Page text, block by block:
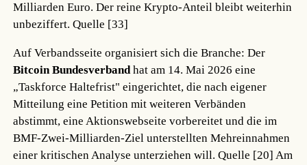
Milliarden Euro. Der reine Krypto-Anteil bleibt weiterhin
unbeziffert.Quelle [33]
Auf Verbandsseite organisiert sich die Branche: Der
Bitcoin Bundesverbandhat am 14. Mai 2026 eine
„Taskforce Haltefrist" eingerichtet, die nach eigener
Mitteilung eine Petition mit weiteren Verbänden
abstimmt, eine Aktionswebseite vorbereitet und die im
BMF-Zwei-Milliarden-Ziel unterstellten Mehreinnahmen
einer kritischen Analyse unterziehen will.Quelle [20] Am